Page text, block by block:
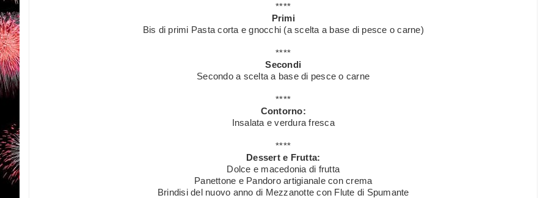
****
Primi
Bis di primi Pasta corta e gnocchi (a scelta a base di pesce o carne)
****
Secondi
Secondo a scelta a base di pesce o carne
****
Contorno:
Insalata e verdura fresca
****
Dessert e Frutta:
Dolce e macedonia di frutta
Panettone e Pandoro artigianale con crema
Brindisi del nuovo anno di Mezzanotte con Flute di Spumante